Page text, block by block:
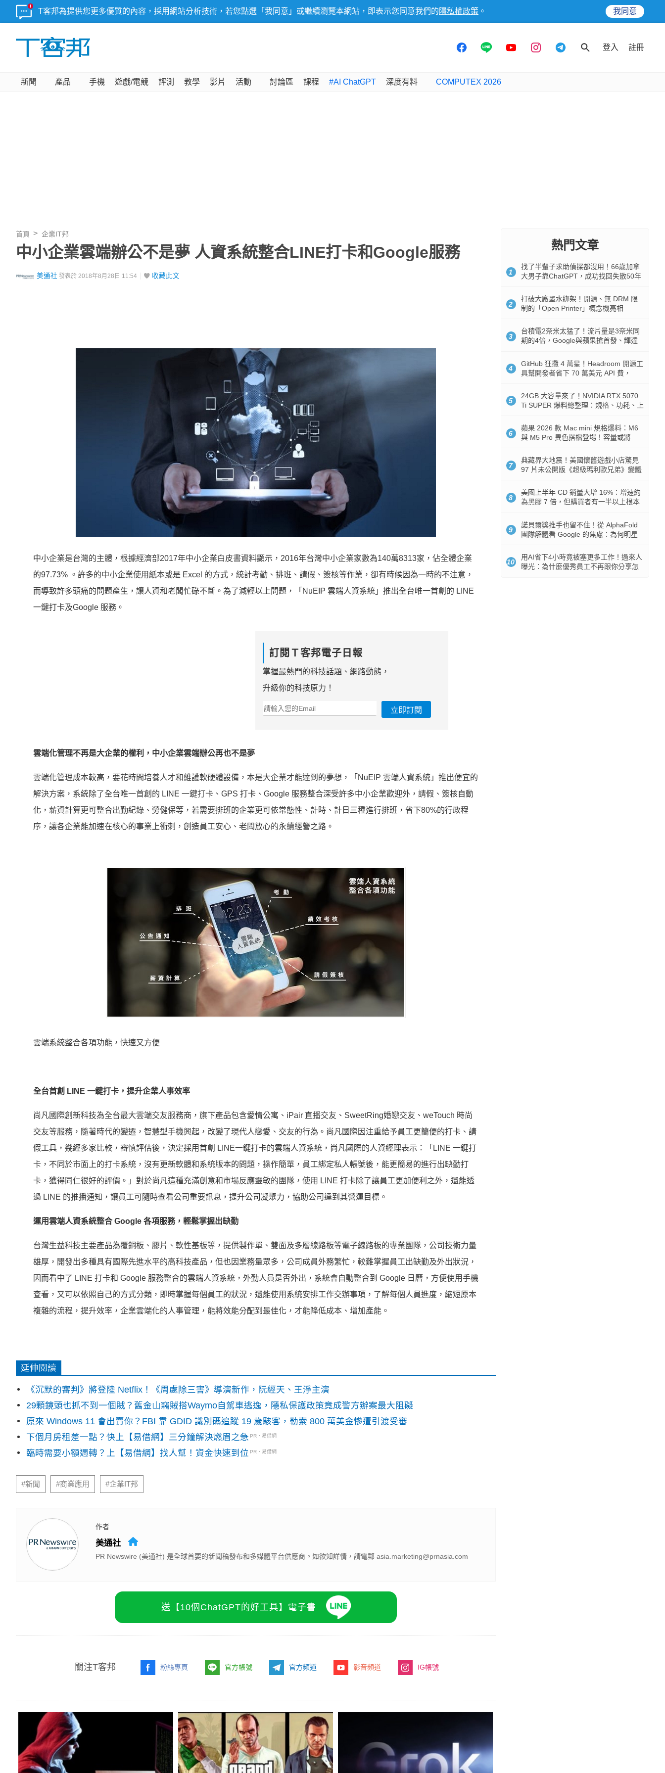
T客邦為提供您更多優質的內容，採用網站分析技術，若您點選「我同意」或繼續瀏覽本網站，即表示您同意我們的 隱私權政策 。 我同意
登入 註冊
新聞 產品 手機 遊戲/電競 評測 教學 影片 活動 討論區 課程 #AI ChatGPT 深度有料 COMPUTEX 2026
首頁 企業IT邦
中小企業雲端辦公不是夢 人資系統整合LINE打卡和Google服務
美通社 發表於 2018年8月28日 11:54 收藏此文
中小企業是台灣的主體，根據經濟部2017年中小企業白皮書資料顯示，2016年台灣中小企業家數為140萬8313家，佔全體企業
的97.73% 。許多的中小企業使用紙本或是 Excel 的方式，統計考勤、排班、請假、簽核等作業，卻有時候因為一時的不注意，
而導致許多頭痛的問題產生，讓人資和老闆忙碌不斷。為了減輕以上問題，「NuEIP 雲端人資系統」推出全台唯一首創的 LINE
一鍵打卡及Google 服務。
訂閱Ｔ客邦電子日報
掌握最熱門的科技話題、網路動態，
升級你的科技原力！
立即訂閱
雲端化管理不再是大企業的權利，中小企業雲端辦公再也不是夢
雲端化管理成本較高，要花時間培養人才和維護軟硬體設備，本是大企業才能達到的夢想，「NuEIP 雲端人資系統」推出便宜的
解決方案，系統除了全台唯一首創的 LINE 一鍵打卡、GPS 打卡、Google 服務整合深受許多中小企業歡迎外，請假、簽核自動
化，薪資計算更可整合出勤紀錄、勞健保等，若需要排班的企業更可依常態性、計時、計日三種進行排班，省下80%的行政程
序，讓各企業能加速在核心的事業上衝刺，創造員工安心、老闆放心的永續經營之路。
雲端系統整合各項功能，快速又方便
全台首創 LINE 一鍵打卡，提升企業人事效率
尚凡國際創新科技為全台最大雲端交友服務商，旗下產品包含愛情公寓、iPair 直播交友、SweetRing婚戀交友、weTouch 時尚
交友等服務，隨著時代的變遷，智慧型手機興起，改變了現代人戀愛、交友的行為 。 尚凡國際因注重給予員工更簡便的打卡、請
假工具，幾經多家比較，審慎評估後，決定採用首創 LINE一鍵打卡的雲端人資系統，尚凡國際的人資經理表示：「LINE 一鍵打
卡，不同於市面上的打卡系統，沒有更新軟體和系統版本的問題，操作簡單，員工綁定私人帳號後，能更簡易的進行出缺勤打
卡，獲得同仁很好的評價。」對於尚凡這種充滿創意和市場反應靈敏的團隊，使用 LINE 打卡除了讓員工更加便利之外，還能透
過 LINE 的推播通知，讓員工可隨時查看公司重要訊息，提升公司凝聚力，協助公司達到其營運目標。
運用雲端人資系統整合 Google 各項服務，輕鬆掌握出缺勤
台灣生益科技主要產品為覆銅板、膠片、軟性基板等，提供製作單、雙面及多層線路板等電子線路板的專業團隊，公司技術力量
雄厚，開發出多種具有國際先進水平的高科技產品，但也因業務量眾多，公司成員外務繁忙，較難掌握員工出缺勤及外出狀況，
因而看中了 LINE 打卡和 Google 服務整合的雲端人資系統，外勤人員是否外出，系統會自動整合到 Google 日曆，方便使用手機
查看，又可以依照自己的方式分類，即時掌握每個員工的狀況，還能使用系統安排工作交辦事項，了解每個人員進度，縮短原本
複雜的流程，提升效率，企業雲端化的人事管理，能將效能分配到最佳化，才能降低成本、增加產能。
延伸閱讀
《沉默的審判》將登陸 Netflix！《周處除三害》導演新作，阮經天、王淨主演
29顆鏡頭也抓不到一個賊？舊金山竊賊搭Waymo自駕車逃逸，隱私保護政策竟成警方辦案最大阻礙
原來 Windows 11 會出賣你？FBI 靠 GDID 識別碼追蹤 19 歲駭客，勒索 800 萬美金慘遭引渡受審
下個月房租差一點？快上【易借網】三分鐘解決燃眉之急 PR・易借網
臨時需要小額週轉？上【易借網】找人幫！資金快速到位 PR・易借網
#新聞 #商業應用 #企業IT邦
作者
美通社
PR Newswire (美通社) 是全球首要的新聞稿發布和多媒體平台供應商。如欲知詳情，請電郵 asia.marketing@prnasia.com
送【10個ChatGPT的好工具】電子書
關注T客邦 粉絲專頁 官方帳號 官方頻道 影音頻道 IG帳號
熱門文章
1
找了半輩子求助偵探都沒用！66歲加拿
大男子靠ChatGPT，成功找回失散50年
2
打破大廠墨水綁架！開源、無 DRM 限
制的「Open Printer」概念機亮相
3
台積電2奈米太猛了！流片量是3奈米同
期的4倍，Google與蘋果搶首發、輝達
4
GitHub 狂攬 4 萬星！Headroom 開源工
具幫開發者省下 70 萬美元 API 費，
5
24GB 大容量來了！NVIDIA RTX 5070
Ti SUPER 爆料總整理：規格、功耗、上
6
蘋果 2026 款 Mac mini 規格爆料：M6
與 M5 Pro 異色搭檔登場！容量或將
7
典藏界大地震！美國懷舊遊戲小店驚見
97 片未公開版《超級瑪利歐兄弟》變體
8
美國上半年 CD 銷量大增 16%：增速約
為黑膠 7 倍，但購買者有一半以上根本
9
諾貝爾獎推手也留不住！從 AlphaFold
團隊解體看 Google 的焦慮：為何明星
10
用AI省下4小時竟被塞更多工作！過來人
曝光：為什麼優秀員工不再跟你分享怎